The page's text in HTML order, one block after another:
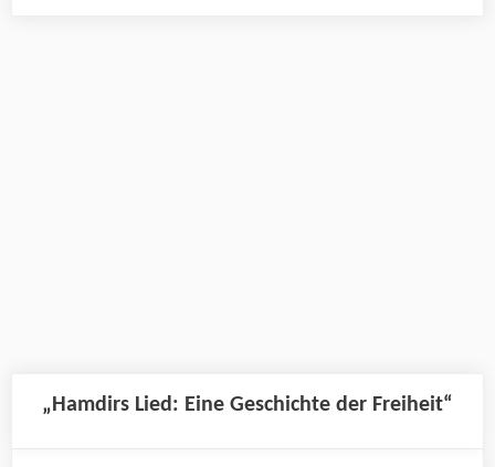
„Hamdirs Lied: Eine Geschichte der Freiheit“